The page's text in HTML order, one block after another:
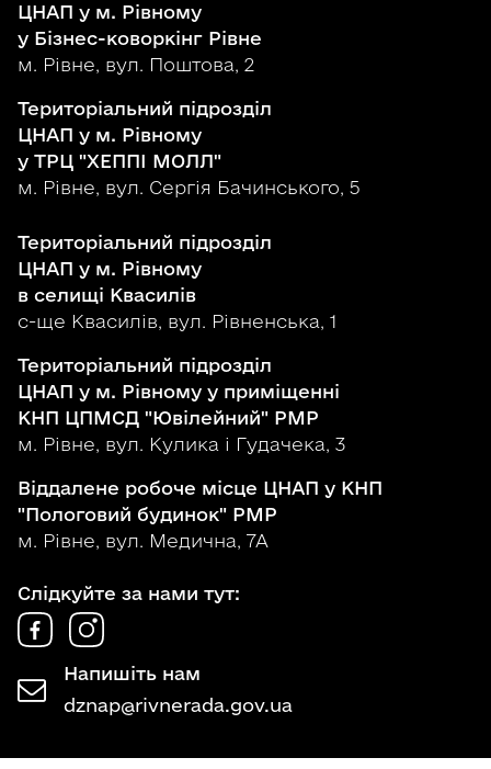
ЦНАП у м. Рівному
у Бізнес-коворкінг Рівне
м. Рівне, вул. Поштова, 2
Територіальний підрозділ
ЦНАП у м. Рівному
у ТРЦ "ХЕППІ МОЛЛ"
м. Рівне, вул. Сергія Бачинського, 5
Територіальний підрозділ
ЦНАП у м. Рівному
в селищі Квасилів
с-ще Квасилів, вул. Рівненська, 1
Територіальний підрозділ
ЦНАП у м. Рівному у приміщенні
КНП ЦПМСД "Ювілейний" РМР
м. Рівне, вул. Кулика і Гудачека, 3
Віддалене робоче місце ЦНАП у КНП
"Пологовий будинок" РМР
м. Рівне, вул. Медична, 7А
Слідкуйте за нами тут:
Напишіть нам
dznap@rivnerada.gov.ua